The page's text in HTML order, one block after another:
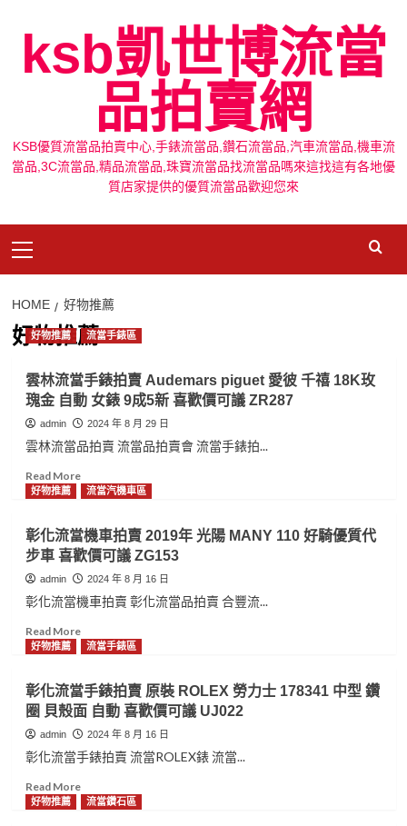
contentksb凱世博流當
品拍賣網
KSB優質流當品拍賣中心,手錶流當品,鑽石流當品,汽車流當品,機車流
當品,3C流當品,精品流當品,珠寶流當品找流當品嗎來這找這有各地優
質店家提供的優質流當品歡迎您來
Menu
HOME 好物推薦
好物推薦
好物推薦 流當手錶區
雲林流當手錶拍賣 Audemars piguet 愛彼 千禧 18K玫
瑰金 自動 女錶 9成5新 喜歡價可議 ZR287
admin 2024 年 8 月 29 日
雲林流當品拍賣 流當品拍賣會 流當手錶拍...
Read MoreRead
more
雲
林
流
當
手
錶
拍
賣
piguet
愛
彼
千
禧
18K
玫
瑰
好物推薦 流當汽機車區
彰化流當機車拍賣 2019年 光陽 MANY 110 好騎優質代
步車 喜歡價可議 ZG153
admin 2024 年 8 月 16 日
彰化流當機車拍賣 彰化流當品拍賣 合豐流...
Read MoreRead
more
彰
化
流
當
機
車
拍
賣
好物推薦 流當手錶區
彰化流當手錶拍賣 原裝 ROLEX 勞力士 178341 中型 鑽
圈 貝殼面 自動 喜歡價可議 UJ022
admin 2024 年 8 月 16 日
彰化流當手錶拍賣 流當ROLEX錶 流當...
Read MoreRead
more
好物推薦 流當鑽石區